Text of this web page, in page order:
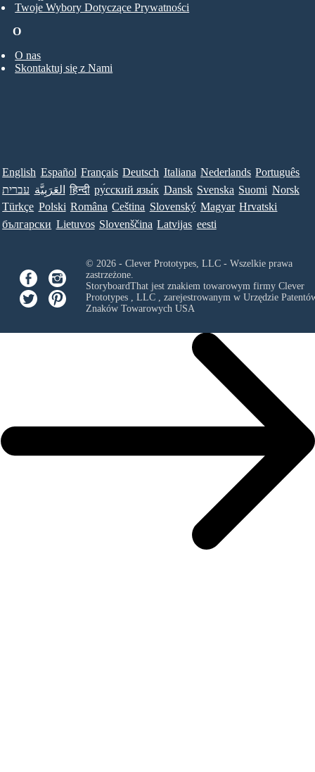
O
O nas
Skontaktuj się z Nami
Twoje Wybory Dotyczące Prywatności
English Español Français Deutsch Italiana Nederlands Português
עברית العَرَبِيَّة हिन्दी ру́сский язы́к Dansk Svenska Suomi Norsk
Türkçe Polski Româna Ceština Slovenský Magyar Hrvatski
български Lietuvos Slovenščina Latvijas eesti
© 2026 - Clever Prototypes, LLC - Wszelkie prawa
zastrzeżone.
StoryboardThat jest znakiem towarowym firmy Clever
Prototypes , LLC, zarejestrowanym w Urzędzie
Znaków Towarowych USA